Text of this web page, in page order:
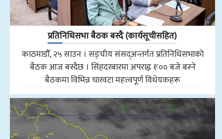
प्रतिनिधिसभा बैठक बस्दै (कार्यसूचीसहित)
काठमाडौँ, २५ साउन । सङ्घीय संसद्अन्तर्गत प्रतिनिधिसभाको
बैठक आज बस्दैछ । सिंहदरबारमा अपराह्न १ः०० बजे बस्ने
बैठकमा विभिन्न चारवटा महत्त्वपूर्ण विधेयकहरू